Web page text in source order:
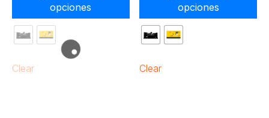
opciones
Clear
opciones
Clear